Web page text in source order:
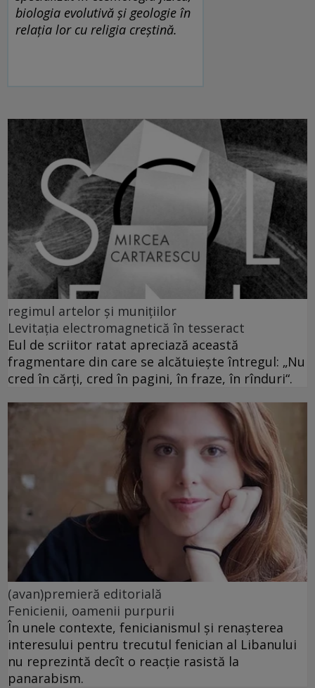
biologia evolutivă și geologie în
relația lor cu religia creștină.
regimul artelor și munițiilor
Levitația electromagnetică în tesseract
Eul de scriitor ratat apreciază această
fragmentare din care se alcătuiește întregul: „Nu
cred în cărți, cred în pagini, în fraze, în rînduri“.
(avan)premieră editorială
Fenicienii, oamenii purpurii
În unele contexte, fenicianismul și renașterea
interesului pentru trecutul fenician al Libanului
nu reprezintă decît o reacție rasistă la
panarabism.